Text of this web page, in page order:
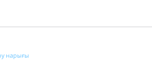
нарығы